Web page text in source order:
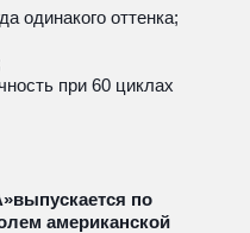
одинакого оттенка;
при 60 циклах
по
американской